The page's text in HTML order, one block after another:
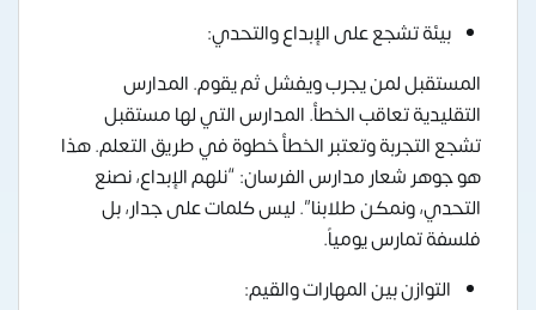
بيئة تشجع على الإبداع والتحدي:
المستقبل لمن يجرب ويفشل ثم يقوم. المدارس
التقليدية تعاقب الخطأ. المدارس التي لها مستقبل
تشجع التجربة وتعتبر الخطأ خطوة في طريق التعلم. هذا
هو جوهر شعار مدارس الفرسان: “نلهم الإبداع، نصنع
التحدي، ونمكن طلابنا”. ليس كلمات على جدار، بل
فلسفة تمارس يومياً.
التوازن بين المهارات والقيم: